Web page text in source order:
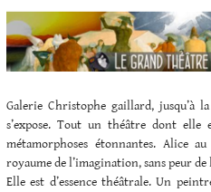
sauf
l'inceste
et
la
folklorique"
Christopher
Lee
Galerie Christophe gaillard, jusqu’à
s’expose. Tout un théâtre dont elle
métamorphoses étonnantes. Alice
royaume de l’imagination, sans peur
Elle est d’essence théâtrale. Un